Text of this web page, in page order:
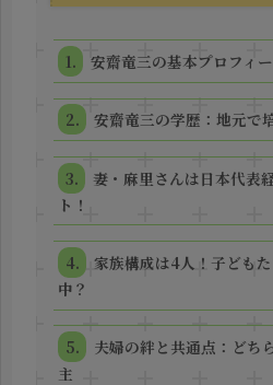
安齋竜三の基本プロフィ
安齋竜三の学歴：地元で
妻・麻里さんは日本代表
ト！
家族構成は4人！子ども
中？
夫婦の絆と共通点：どち
主